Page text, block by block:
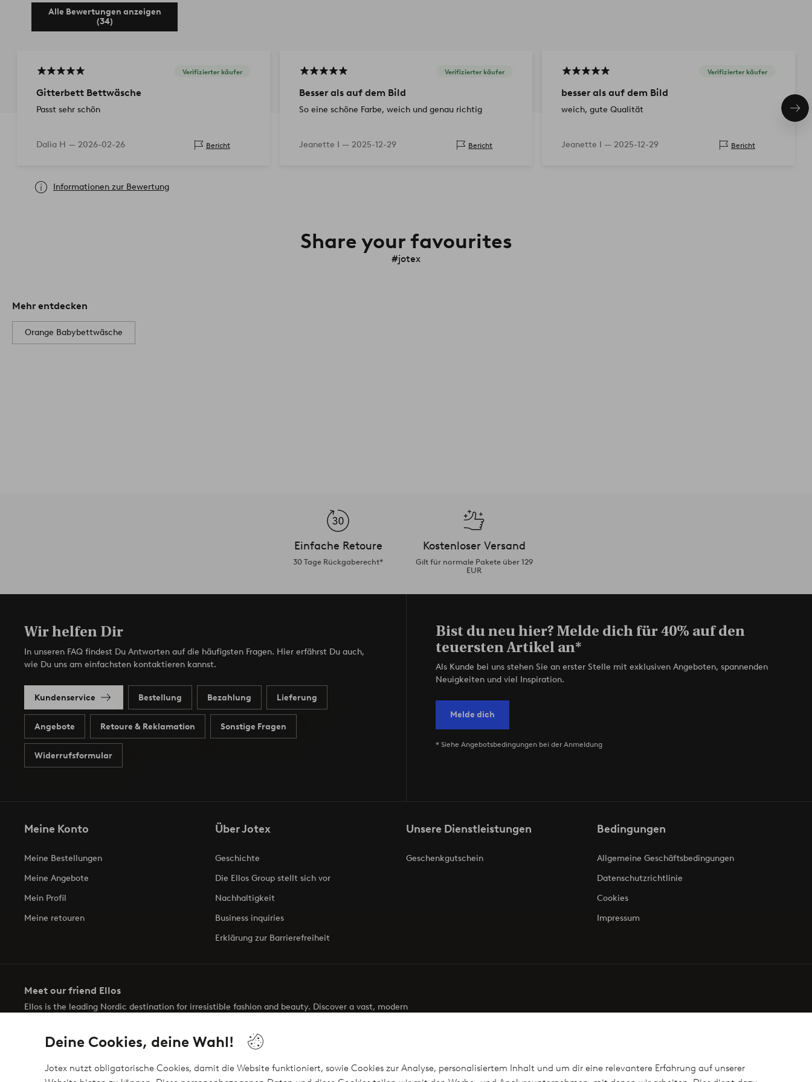
Deine Cookies, deine Wahl!
Jotex nutzt obligatorische Cookies, damit die Website funktioniert, sowie Cookies zur Analyse, personalisiertem Inhalt und um dir eine relevantere Erfahrung auf unserer
Alle Bewertungen anzeigen
(34)
Verifizierter käufer
Gitterbett Bettwäsche
Passt sehr schön
Dalia H — 2026-02-26 Bericht
Verifizierter käufer
Besser als auf dem Bild
So eine schöne Farbe, weich und genau richtig
Jeanette I — 2025-12-29 Bericht
Verifizierter käufer
besser als auf dem Bild
weich, gute Qualität
Jeanette I — 2025-12-29 Bericht
Informationen zur Bewertung
Share your favourites
#jotex
Mehr entdecken
Orange Babybettwäsche
Einfache Retoure
30 Tage Rückgaberecht*
Kostenloser Versand
Gilt für normale Pakete über 129
EUR
Wir helfen Dir
In unseren FAQ findest Du Antworten auf die häufigsten Fragen. Hier erfährst Du auch,
wie Du uns am einfachsten kontaktieren kannst.
Kundenservice Bestellung Bezahlung Lieferung
Angebote Retoure & Reklamation Sonstige Fragen
Widerrufsformular
Bist du neu hier? Melde dich für 40% auf den
teuersten Artikel an*
Als Kunde bei uns stehen Sie an erster Stelle mit exklusiven Angeboten, spannenden
Neuigkeiten und viel Inspiration.
Melde dich
* Siehe Angebotsbedingungen bei der Anmeldung
Meine Konto
Meine Bestellungen
Meine Angebote
Mein Profil
Meine retouren
Über Jotex
Geschichte
Die Ellos Group stellt sich vor
Nachhaltigkeit
Business inquiries
Erklärung zur Barrierefreiheit
Unsere Dienstleistungen
Geschenkgutschein
Bedingungen
Allgemeine Geschäftsbedingungen
Datenschutzrichtlinie
Cookies
Impressum
Meet our friend Ellos
Ellos is the leading Nordic destination for irresistible fashion and beauty. Discover a vast, modern